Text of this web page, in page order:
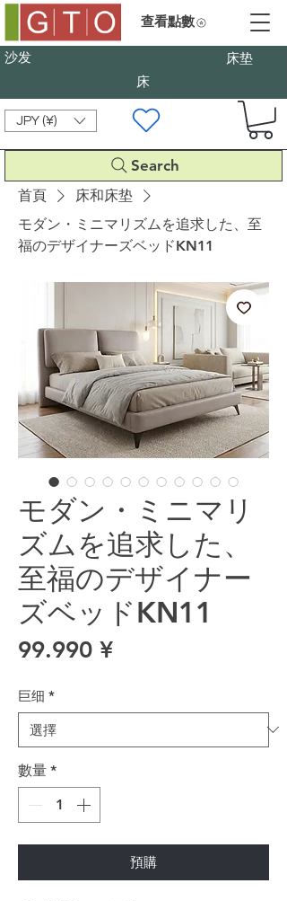
沙发
床垫
床
JPY (¥)
Search
查看點數
首頁
床和床垫
モダン・ミニマリズムを追求した、至
福のデザイナーズベッドKN11
モダン・ミニマリ
ズムを追求した、
至福のデザイナー
ズベッドKN11
99.990 ¥價格
巨细 *
數量 *
預購